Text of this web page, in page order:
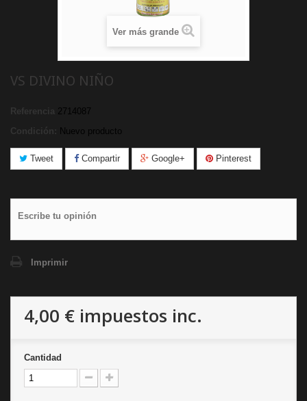
Ver más grande
VS DIVINO NIÑO
Referencia 2714087
Condición: Nuevo producto
Tweet Compartir Google+ Pinterest
Escribe tu opinión
Imprimir
4,00 € impuestos inc.
Cantidad